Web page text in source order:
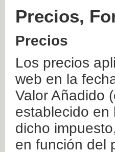
Precios,
Precios
Los precios
web en la
Valor Añadido
establecido en
dicho
en función del